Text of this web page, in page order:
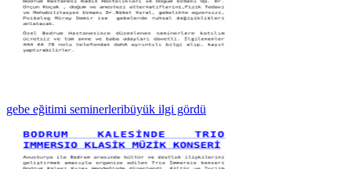
gebe eğitimi seminerleribüyük ilgi gördü